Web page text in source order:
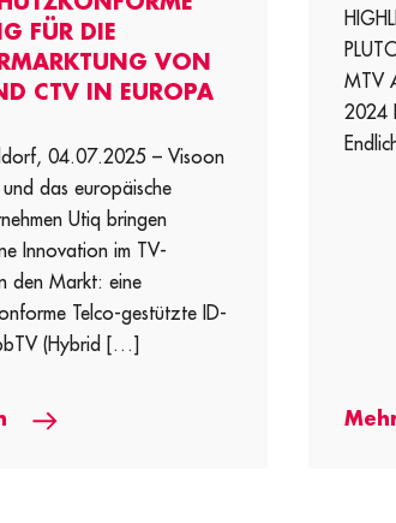
FÜR DIE
VON
CTV IN EUROPA
04.07.2025 – Visoon
das europäische
Utiq bringen
Innovation im TV-
den Markt: eine
Telco-gestützte ID-
(Hybrid […]
MTV
2024